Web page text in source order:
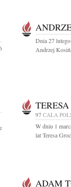
Dnia 27
Andrzej
97 CAŁA
W dniu 1
lat Teresa
ADAM